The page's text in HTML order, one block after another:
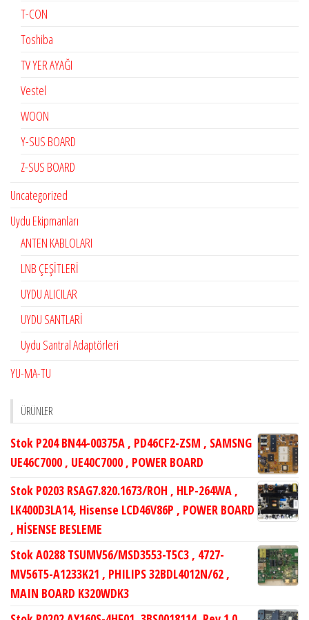
T-CON
Toshiba
TV YER AYAĞI
Vestel
WOON
Y-SUS BOARD
Z-SUS BOARD
Uncategorized
Uydu Ekipmanları
ANTEN KABLOLARI
LNB ÇEŞİTLERİ
UYDU ALICILAR
UYDU SANTLARİ
Uydu Santral Adaptörleri
YU-MA-TU
ÜRÜNLER
Stok P204 BN44-00375A , PD46CF2-ZSM , SAMSNG
UE46C7000 , UE40C7000 , POWER BOARD
Stok P0203 RSAG7.820.1673/ROH , HLP-264WA ,
LK400D3LA14, Hisense LCD46V86P , POWER BOARD
, HİSENSE BESLEME
Stok A0288 TSUMV56/MSD3553-T5C3 , 4727-
MV56T5-A1233K21 , PHILIPS 32BDL4012N/62 ,
MAIN BOARD K320WDK3